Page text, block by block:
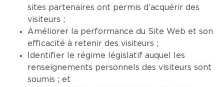
sites partenaires ont permis d’acquérir des
visiteurs ;
Améliorer la performance du Site Web et son
efficacité à retenir des visiteurs ;
Identifier le régime législatif auquel les
renseignements personnels des visiteurs sont
soumis ; et